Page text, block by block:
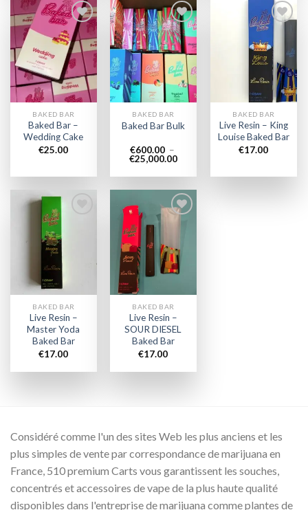
Add to
wishlist
BAKED BAR
Baked Bar –
Wedding Cake
€25.00
Add to
wishlist
BAKED BAR
Baked Bar Bulk
€600.00 –
€25,000.00Plage
prix :
à
€25,000.00
Add to
wishlist
BAKED BAR
Live Resin – King
Louise Baked Bar
€17.00
wishlist
BAKED BAR
Live Resin –
Master Yoda
Baked Bar
€17.00
Add to
wishlist
BAKED BAR
Live Resin –
SOUR DIESEL
Baked Bar
€17.00
Considéré comme l'un des sites Web les plus anciens et les
plus simples de vente par correspondance de marijuana en
France, 510 premium Carts vous garantissent les souches,
concentrés et accessoires de vape de la plus haute qualité
disponibles dans l'entreprise de marijuana comme plantes de